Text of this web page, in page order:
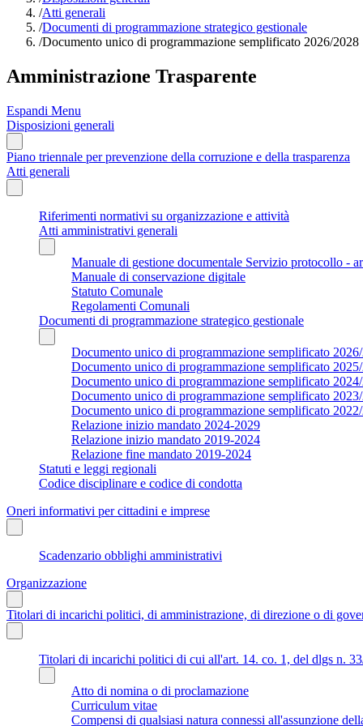
/Atti generali
/Documenti di programmazione strategico gestionale
/Documento unico di programmazione semplificato 2026/2028
Amministrazione Trasparente
Espandi Menu
Disposizioni generali
Piano triennale per prevenzione della corruzione e della trasparenza
Atti generali
Riferimenti normativi su organizzazione e attività
Atti amministrativi generali
Manuale di gestione documentale Servizio protocollo -
Manuale di conservazione digitale
Statuto Comunale
Regolamenti Comunali
Documenti di programmazione strategico gestionale
Documento unico di programmazione semplificato
Documento unico di programmazione semplificato
Documento unico di programmazione semplificato
Documento unico di programmazione semplificato
Documento unico di programmazione semplificato
Relazione inizio mandato 2024-2029
Relazione inizio mandato 2019-2024
Relazione fine mandato 2019-2024
Statuti e leggi regionali
Codice disciplinare e codice di condotta
Oneri informativi per cittadini e imprese
Scadenzario obblighi amministrativi
Organizzazione
Titolari di incarichi politici, di amministrazione, di direzione o di
Titolari di incarichi politici di cui all'art. 14. co. 1, del dlgs n.
Atto di nomina o di proclamazione
Curriculum vitae
Compensi di qualsiasi natura connessi all'assunzione